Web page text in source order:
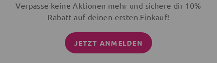
Verpasse keine Aktionen mehr und sichere dir 10%
Rabatt auf deinen ersten Einkauf!
JETZT ANMELDEN